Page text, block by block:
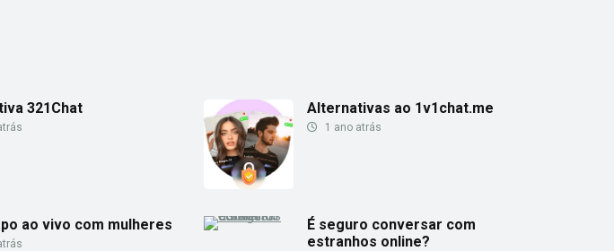
321Chat Alternativas ao 1v1chat.me
1 ano atrás
ao vivo com mulheres
É seguro conversar com
estranhos online?